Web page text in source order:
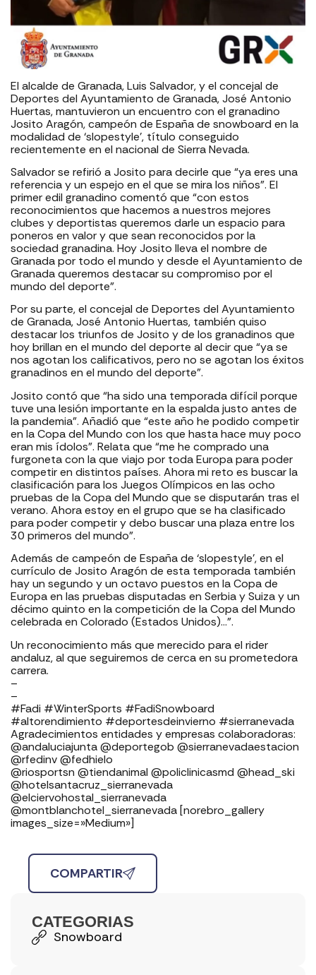
El alcalde de Granada, Luis Salvador, y el concejal de
Deportes del Ayuntamiento de Granada, José Antonio
Huertas, mantuvieron un encuentro con el granadino
Josito Aragón, campeón de España de snowboard en la
modalidad de ‘slopestyle’, título conseguido
recientemente en el nacional de Sierra Nevada.
Salvador se refirió a Josito para decirle que “ya eres una
referencia y un espejo en el que se mira los niños”. El
primer edil granadino comentó que “con estos
reconocimientos que hacemos a nuestros mejores
clubes y deportistas queremos darle un espacio para
poneros en valor y que sean reconocidos por la
sociedad granadina. Hoy Josito lleva el nombre de
Granada por todo el mundo y desde el Ayuntamiento de
Granada queremos destacar su compromiso por el
mundo del deporte”.
Por su parte, el concejal de Deportes del Ayuntamiento
de Granada, José Antonio Huertas, también quiso
destacar los triunfos de Josito y de los granadinos que
hoy brillan en el mundo del deporte al decir que “ya se
nos agotan los calificativos, pero no se agotan los éxitos
granadinos en el mundo del deporte”.
Josito contó que “ha sido una temporada difícil porque
tuve una lesión importante en la espalda justo antes de
la pandemia”. Añadió que “este año he podido competir
en la Copa del Mundo con los que hasta hace muy poco
eran mis ídolos”. Relata que “me he comprado una
furgoneta con la que viajo por toda Europa para poder
competir en distintos países. Ahora mi reto es buscar la
clasificación para los Juegos Olímpicos en las ocho
pruebas de la Copa del Mundo que se disputarán tras el
verano. Ahora estoy en el grupo que se ha clasificado
para poder competir y debo buscar una plaza entre los
30 primeros del mundo”.
Además de campeón de España de ‘slopestyle’, en el
currículo de Josito Aragón de esta temporada también
hay un segundo y un octavo puestos en la Copa de
Europa en las pruebas disputadas en Serbia y Suiza y un
décimo quinto en la competición de la Copa del Mundo
celebrada en Colorado (Estados Unidos)…”.
Un reconocimiento más que merecido para el rider
andaluz, al que seguiremos de cerca en su prometedora
carrera.
–
–
#Fadi #WinterSports #FadiSnowboard
#altorendimiento #deportesdeinvierno #sierranevada
Agradecimientos entidades y empresas colaboradoras: ⁣⁣⁣⁣⁣⁣⁣
⁣⁣⁣⁣@andaluciajunta @deportegob ⁣⁣⁣@sierranevadaestacion
@rfedinv @fedhielo ⁣⁣⁣⁣⁣⁣
@riosportsn @tiendanimal @policlinicasmd @head_ski
@hotelsantacruz_sierranevada
@elciervohostal_sierranevada
@montblanchotel_sierranevada [norebro_gallery
images_size=»Medium»]
COMPARTIR
CATEGORIAS
Snowboard